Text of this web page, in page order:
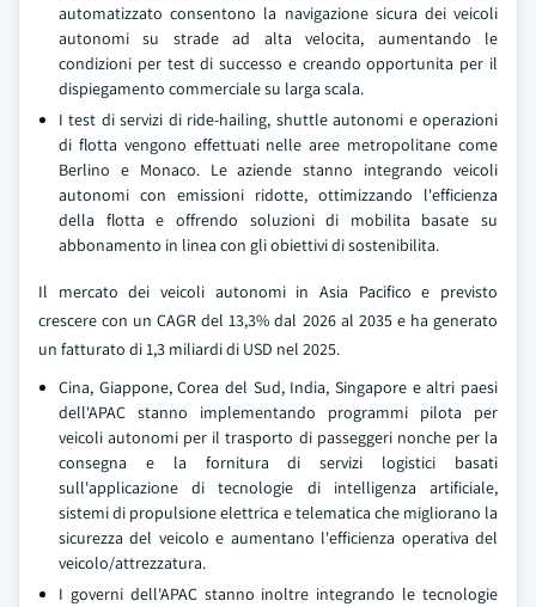
automatizzato consentono la navigazione sicura dei veicoli
autonomi su strade ad alta velocita, aumentando le
condizioni per test di successo e creando opportunita per il
dispiegamento commerciale su larga scala.
I test di servizi di ride-hailing, shuttle autonomi e operazioni
di flotta vengono effettuati nelle aree metropolitane come
Berlino e Monaco. Le aziende stanno integrando veicoli
autonomi con emissioni ridotte, ottimizzando l'efficienza
della flotta e offrendo soluzioni di mobilita basate su
abbonamento in linea con gli obiettivi di sostenibilita.
Il mercato dei veicoli autonomi in Asia Pacifico e previsto
crescere con un CAGR del 13,3% dal 2026 al 2035 e ha generato
un fatturato di 1,3 miliardi di USD nel 2025.
Cina, Giappone, Corea del Sud, India, Singapore e altri paesi
dell'APAC stanno implementando programmi pilota per
veicoli autonomi per il trasporto di passeggeri nonche per la
consegna e la fornitura di servizi logistici basati
sull'applicazione di tecnologie di intelligenza artificiale,
sistemi di propulsione elettrica e telematica che migliorano la
sicurezza del veicolo e aumentano l'efficienza operativa del
veicolo/attrezzatura.
I governi dell'APAC stanno inoltre integrando le tecnologie